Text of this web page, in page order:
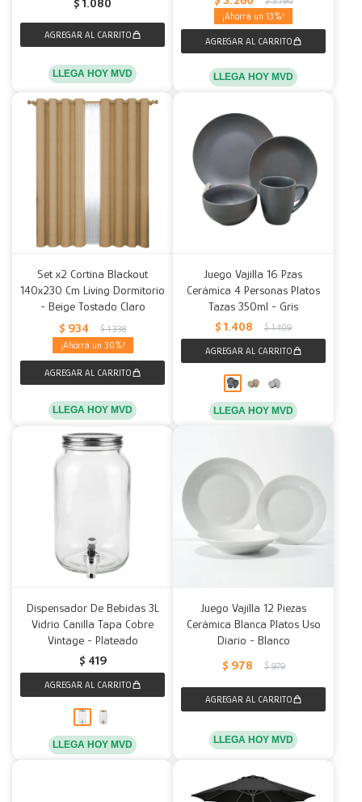
$ 1.080
LLEGA HOY MVD
13
LLEGA HOY MVD
Set x2 Cortina Blackout
140x230 Cm Living Dormitorio
- Beige Tostado Claro
$ 934 $ 1.338
30
LLEGA HOY MVD
Juego Vajilla 16 Pzas
Cerámica 4 Personas Platos
Tazas 350ml - Gris
$ 1.408 $ 1.409
LLEGA HOY MVD
Dispensador De Bebidas 3L
Vidrio Canilla Tapa Cobre
Vintage - Plateado
$ 419
LLEGA HOY MVD
Juego Vajilla 12 Piezas
Cerámica Blanca Platos Uso
Diario - Blanco
$ 978 $ 979
LLEGA HOY MVD